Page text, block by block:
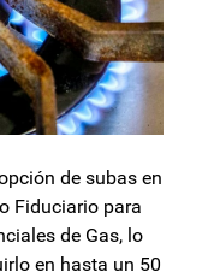
de subas en
Fiduciario para
de Gas, lo
en hasta un 50